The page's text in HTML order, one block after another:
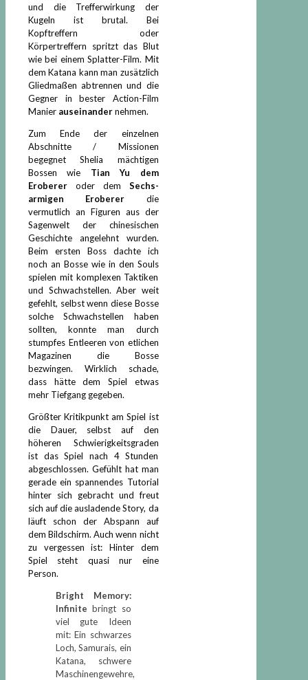
und die Trefferwirkung der
Kugeln ist brutal. Bei
Kopftreffern oder
Körpertreffern spritzt das Blut
wie bei einem Splatter-Film. Mit
dem Katana kann man zusätzlich
Gliedmaßen abtrennen und die
Gegner in bester Action-Film
Manier auseinandernehmen.
Zum Ende der einzelnen
Abschnitte / Missionen
begegnet Shelia mächtigen
Bossen wie Tian Yu dem
Eroberer oder dem Sechs-
armigen Eroberer die
vermutlich an Figuren aus der
Sagenwelt der chinesischen
Geschichte angelehnt wurden.
Beim ersten Boss dachte ich
noch an Bosse wie in den Souls
spielen mit komplexen Taktiken
und Schwachstellen. Aber weit
gefehlt, selbst wenn diese Bosse
solche Schwachstellen haben
sollten, konnte man durch
stumpfes Entleeren von etlichen
Magazinen die Bosse
bezwingen. Wirklich schade,
dass hätte dem Spiel etwas
mehr Tiefgang gegeben.
Größter Kritikpunkt am Spiel ist
die Dauer, selbst auf den
höheren Schwierigkeitsgraden
ist das Spiel nach 4 Stunden
abgeschlossen. Gefühlt hat man
gerade ein spannendes Tutorial
hinter sich gebracht und freut
sich auf die ausladende Story, da
läuft schon der Abspann auf
dem Bildschirm. Auch wenn nicht
zu vergessen ist: Hinter dem
Spiel steht quasi nur eine
Person.
Bright Memory:
Infinitebringt so
viel gute Ideen
mit: Ein schwarzes
Loch, Samurais, ein
Katana, schwere
Maschinengewehre,